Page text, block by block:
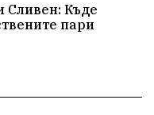
Сливен: Къде
пари